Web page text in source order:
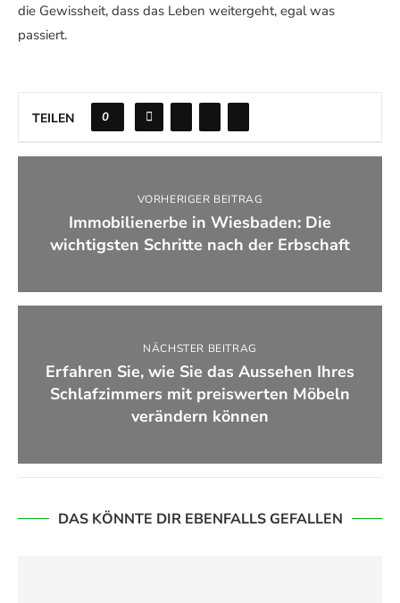
die Gewissheit, dass das Leben weitergeht, egal was
passiert.
TEILEN 0
VORHERIGER BEITRAG
Immobilienerbe in Wiesbaden: Die
wichtigsten Schritte nach der Erbschaft
NÄCHSTER BEITRAG
Erfahren Sie, wie Sie das Aussehen Ihres
Schlafzimmers mit preiswerten Möbeln
verändern können
DAS KÖNNTE DIR EBENFALLS GEFALLEN